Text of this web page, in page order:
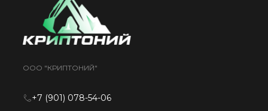
+7 (901) 078-54-06
ООО "КРИПТОНИЙ"